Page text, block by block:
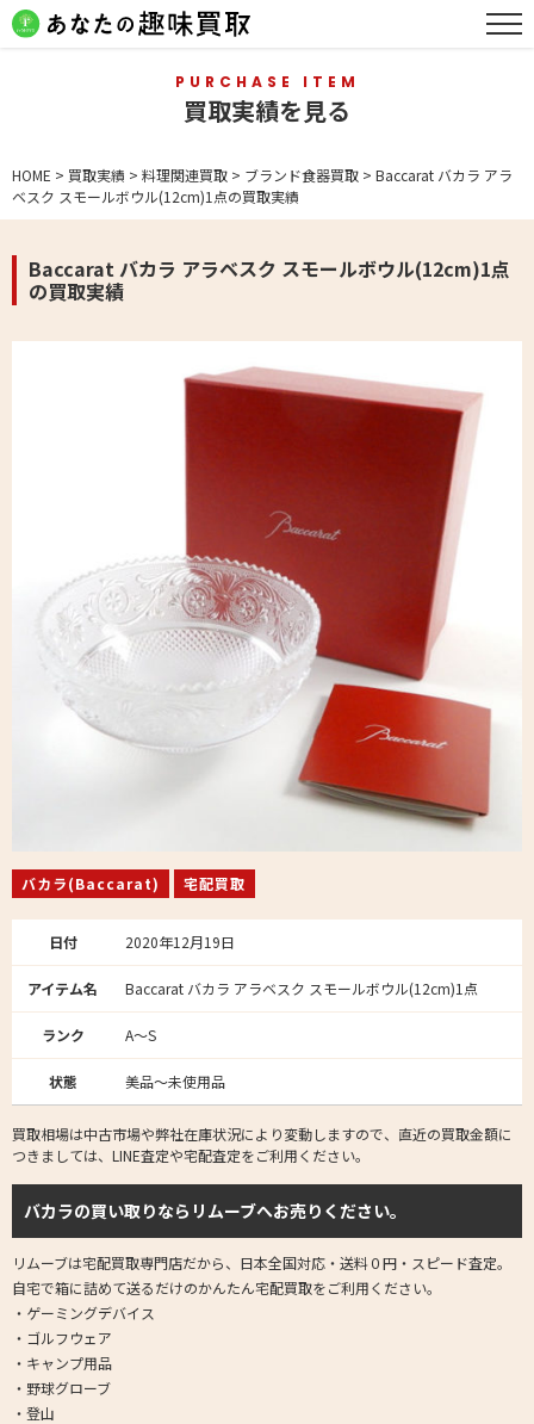
PURCHASE ITEM
買取実績を見る
HOME > 買取実績 > 料理関連買取 > ブランド食器買取 > Baccarat バカラ アラ
ベスク スモールボウル(12cm)1点の買取実績
Baccarat バカラ アラベスク スモールボウル(12cm)1点
の買取実績
バカラ(Baccarat) 宅配買取
日付 2020年12月19日
アイテム名 Baccarat バカラ アラベスク スモールボウル(12cm)1点
ランク A～S
状態 美品～未使用品
買取相場は中古市場や弊社在庫状況により変動しますので、直近の買取金額に
つきましては、LINE査定や宅配査定をご利用ください。
バカラの買い取りならリムーブへお売りください。
リムーブは宅配買取専門店だから、日本全国対応・送料０円・スピード査定。
自宅で箱に詰めて送るだけのかんたん宅配買取をご利用ください。
・ゲーミングデバイス
・ゴルフウェア
・キャンプ用品
・野球グローブ
・登山